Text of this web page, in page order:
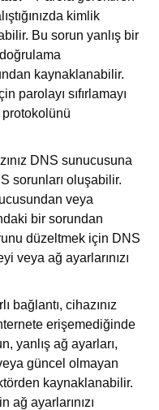
kimlik
Bu sorun yanlış bir
kaynaklanabilir.
parolayı sıfırlamayı
DNS sunucusuna
sorunları oluşabilir.
veya
bir sorundan
düzeltmek için DNS
veya ağ ayarlarınızı
bağlantı, cihazınız
erişemediğinde
yanlış ağ ayarları,
güncel olmayan
kaynaklanabilir.
ağ ayarlarınızı